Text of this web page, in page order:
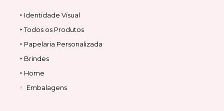
‣ Identidade Visual
‣ Todos os Produtos
‣ Papelaria Personalizada
‣ Brindes
‣ Home
Embalagens